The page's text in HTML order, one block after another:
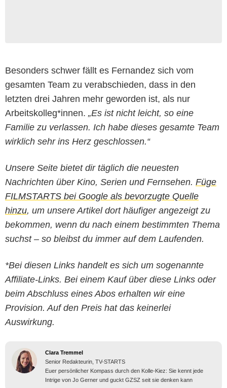
Besonders schwer fällt es Fernandez sich vom
gesamten Team zu verabschieden, dass in den
letzten drei Jahren mehr geworden ist, als nur
Arbeitskolleg*innen. „Es ist nicht leicht, so eine
Familie zu verlassen. Ich habe dieses gesamte Team
wirklich sehr ins Herz geschlossen.“
Unsere Seite bietet dir täglich die neuesten
Nachrichten über Kino, Serien und Fernsehen. Füge
FILMSTARTS bei Google als bevorzugte Quelle
hinzu, um unsere Artikel dort häufiger angezeigt zu
bekommen, wenn du nach einem bestimmten Thema
suchst – so bleibst du immer auf dem Laufenden.
*Bei diesen Links handelt es sich um sogenannte
Affiliate-Links. Bei einem Kauf über diese Links oder
beim Abschluss eines Abos erhalten wir eine
Provision. Auf den Preis hat das keinerlei
Auswirkung.
Clara Tremmel
Senior Redakteurin, TV-STARTS
Euer persönlicher Kompass durch den Kolle-Kiez: Sie kennt jede
Intrige von Jo Gerner und guckt GZSZ seit sie denken kann